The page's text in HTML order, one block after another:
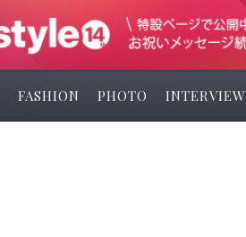
FASHION PHOTO INTERVIEW